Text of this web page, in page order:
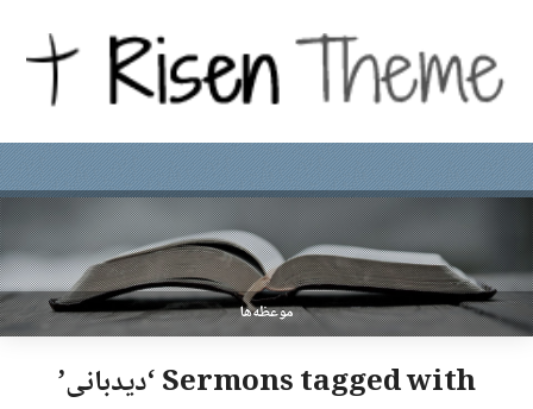
موعظه‌ها
Sermons tagged with ‘دیدبانی’